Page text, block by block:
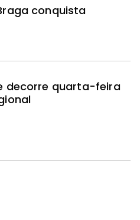
conquista
decorre quarta-feira